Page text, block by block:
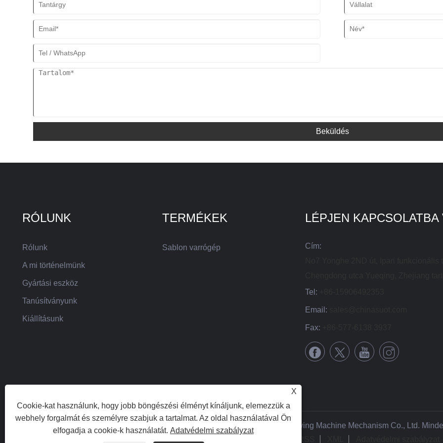
Beküldés
RÓLUNK
Rólunk
A mi történelmünk
Gyártási eszköz
Tanúsítványunk
Kiállításunk
TERMÉKEK
Sablon varrógép
LÉPJEN KAPCSOLATBA
Cím:
Tel:
Email:
Fax:
Copyright © 2022 Zhejiang Suote Sewing Machine Mechanism Co., Ltd.
X
Cookie-kat használunk, hogy jobb böngészési élményt kínáljunk, elemezzük a
webhely forgalmát és személyre szabjuk a tartalmat. Az oldal használatával Ön
elfogadja a cookie-k használatát. Adatvédelmi szabályzat